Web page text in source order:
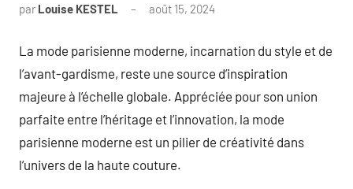
par Louise KESTEL août 15, 2024
La mode parisienne moderne, incarnation du style et de
l’avant-gardisme, reste une source d’inspiration
majeure à l’échelle globale. Appréciée pour son union
parfaite entre l’héritage et l’innovation, la mode
parisienne moderne est un pilier de créativité dans
l’univers de la haute couture.